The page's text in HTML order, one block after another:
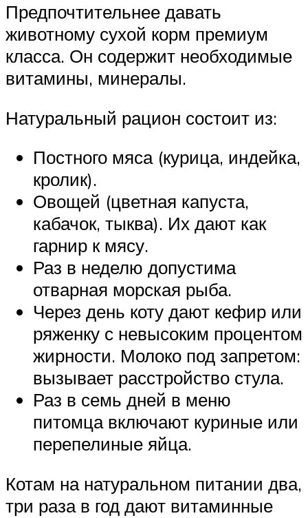
Предпочтительнее давать
животному сухой корм премиум
класса. Он содержит необходимые
витамины, минералы.
Натуральный рацион состоит из:
Постного мяса (курица, индейка,
кролик).
Овощей (цветная капуста,
кабачок, тыква). Их дают как
гарнир к мясу.
Раз в неделю допустима
отварная морская рыба.
Через день коту дают кефир или
ряженку с невысоким процентом
жирности. Молоко под запретом:
вызывает расстройство стула.
Раз в семь дней в меню
питомца включают куриные или
перепелиные яйца.
Котам на натуральном питании два,
три раза в год дают витаминные